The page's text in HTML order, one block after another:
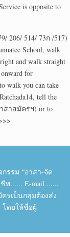
is opposite to
206/ 514/ 73ก /517)
School, walk
and walk straight
for
walk you can take
tell the
สาสมัครฯ) or to
กรรม “อาสา-จัด
...... E-mail ......
รเป็นกลุ่มต้องส่ง
โดยให้ชื่อผู้